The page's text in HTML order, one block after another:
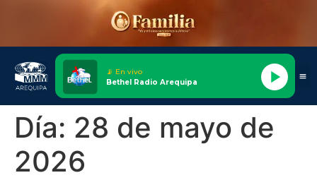
📡 En vivo
Bethel Radio Arequipa
Día: 28 de mayo de
2026